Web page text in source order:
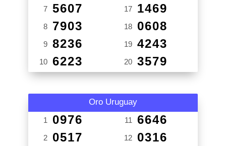
7 5607
8 7903
9 8236
10 6223
17 1469
18 0608
19 4243
20 3579
Oro Uruguay
1 0976
2 0517
11 6646
12 0316